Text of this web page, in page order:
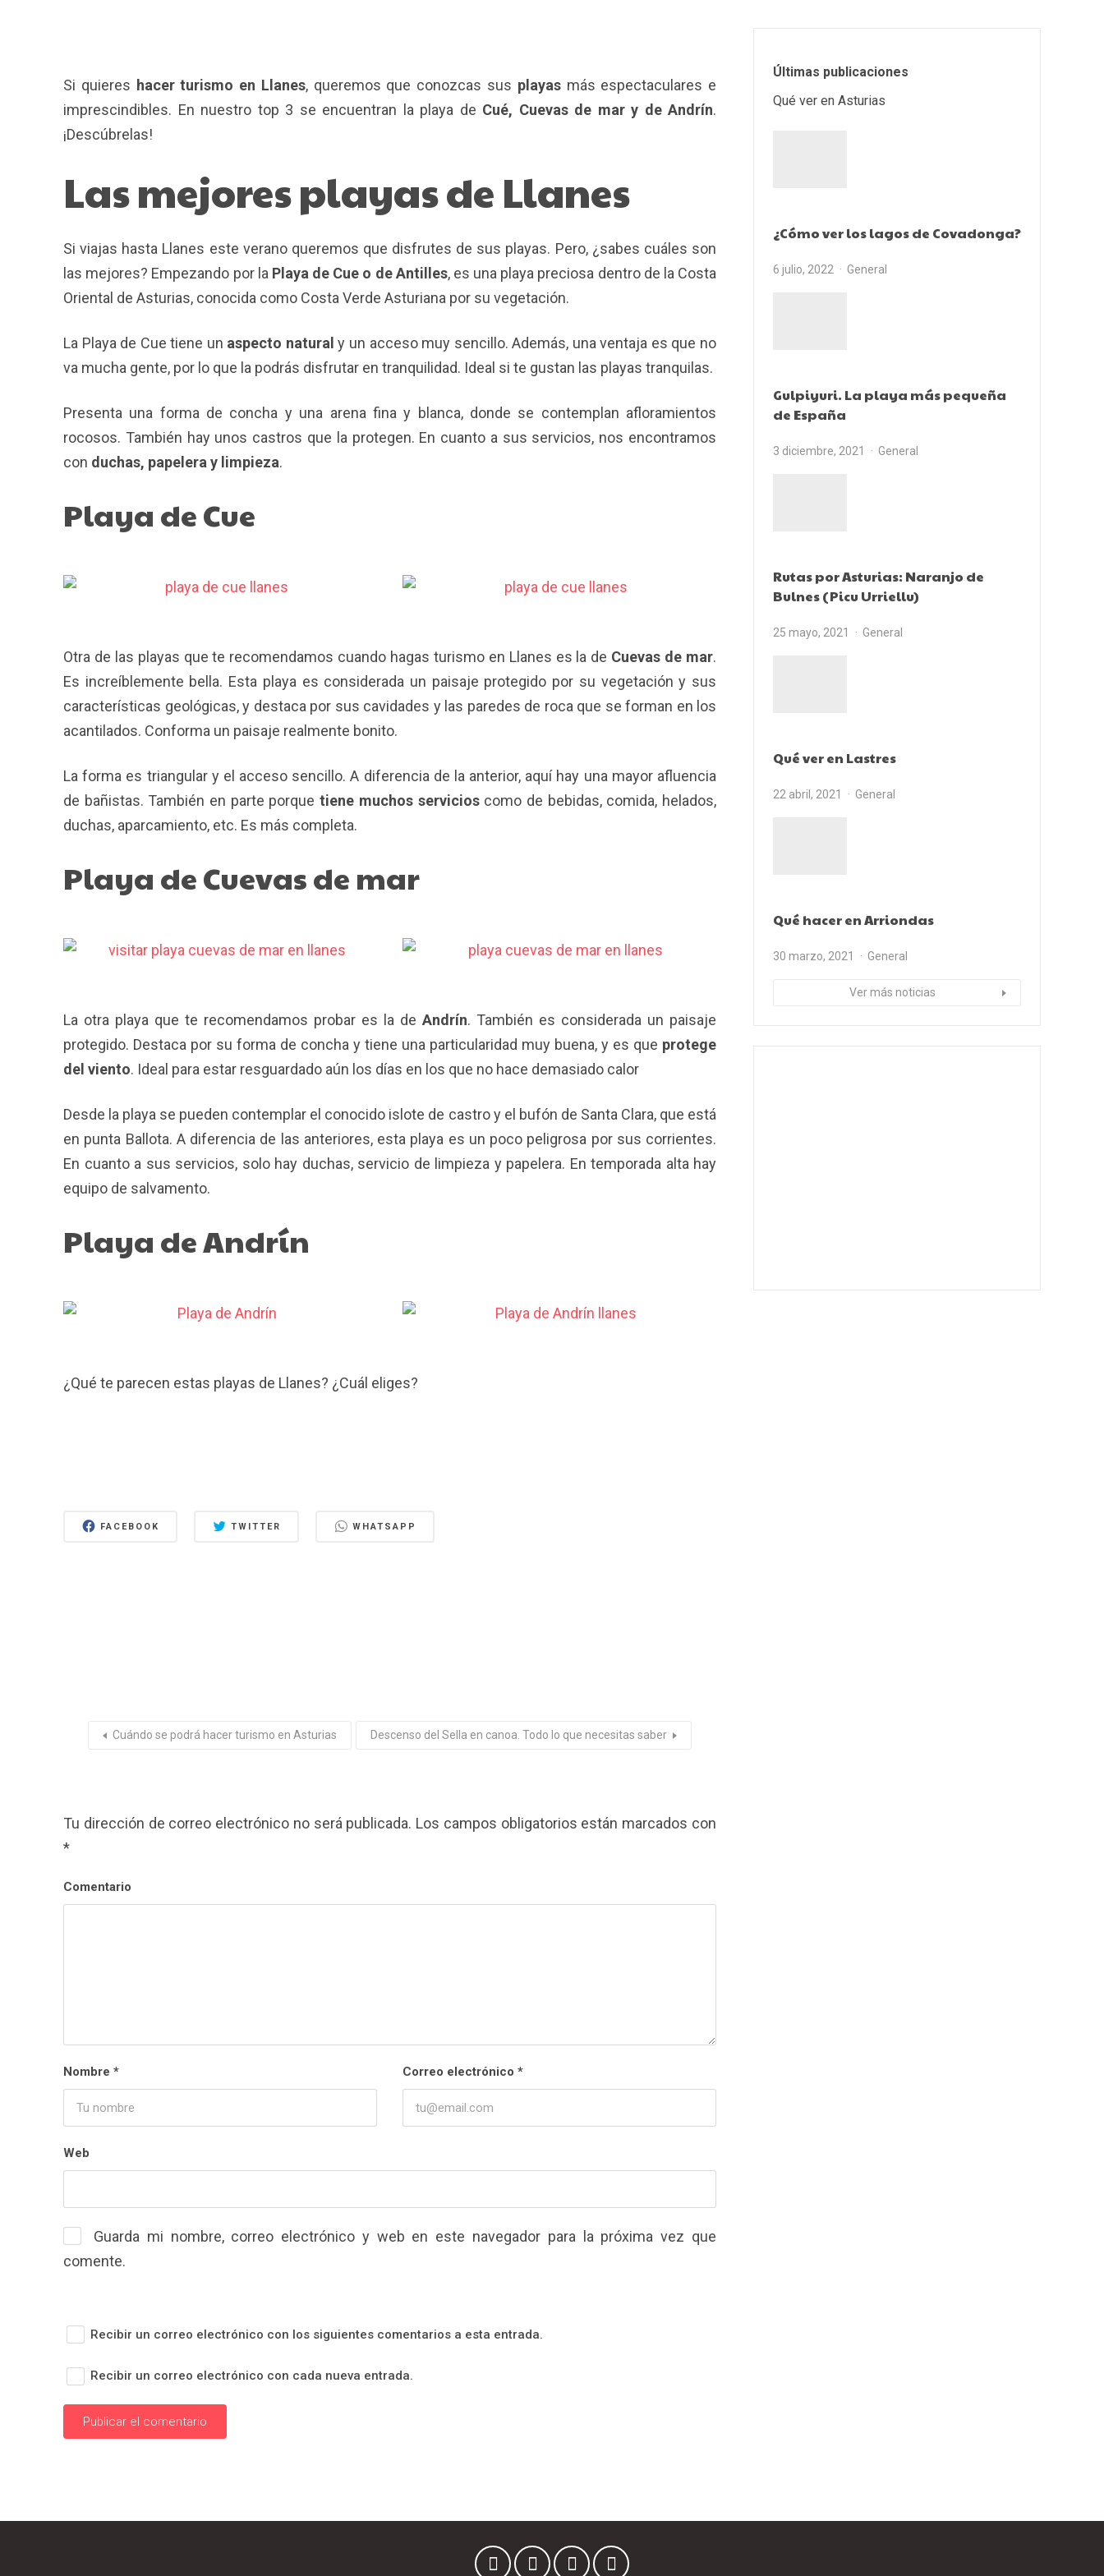
Si quieres hacer turismo en Llanes, queremos que conozcas sus playas más espectaculares e
imprescindibles. En nuestro top 3 se encuentran la playa de Cué, Cuevas de mar y de Andrín.
¡Descúbrelas!
Las mejores playas de Llanes
Si viajas hasta Llanes este verano queremos que disfrutes de sus playas. Pero, ¿sabes cuáles son
las mejores? Empezando por la Playa de Cue o de Antilles, es una playa preciosa dentro de la Costa
Oriental de Asturias, conocida como Costa Verde Asturiana por su vegetación.
La Playa de Cue tiene un aspecto natural y un acceso muy sencillo. Además, una ventaja es que no
va mucha gente, por lo que la podrás disfrutar en tranquilidad. Ideal si te gustan las playas tranquilas.
Presenta una forma de concha y una arena fina y blanca, donde se contemplan afloramientos
rocosos. También hay unos castros que la protegen. En cuanto a sus servicios, nos encontramos
con duchas, papelera y limpieza.
Playa de Cue
Otra de las playas que te recomendamos cuando hagas turismo en Llanes es la de Cuevas de mar.
Es increíblemente bella. Esta playa es considerada un paisaje protegido por su vegetación y sus
características geológicas, y destaca por sus cavidades y las paredes de roca que se forman en los
acantilados. Conforma un paisaje realmente bonito.
La forma es triangular y el acceso sencillo. A diferencia de la anterior, aquí hay una mayor afluencia
de bañistas. También en parte porquetiene muchos servicios como de bebidas, comida, helados,
duchas, aparcamiento, etc. Es más completa.
Playa de Cuevas de mar
La otra playa que te recomendamos probar es la de Andrín. También es considerada un paisaje
protegido. Destaca por su forma de concha y tiene una particularidad muy buena, y es que protege
del viento. Ideal para estar resguardado aún los días en los que no hace demasiado calor
Desde la playa se pueden contemplar el conocido islote de castro y el bufón de Santa Clara, que está
en punta Ballota. A diferencia de las anteriores, esta playa es un poco peligrosa por sus corrientes.
En cuanto a sus servicios, solo hay duchas, servicio de limpieza y papelera. En temporada alta hay
equipo de salvamento.
Playa de Andrín
¿Qué te parecen estas playas de Llanes? ¿Cuál eliges?
FACEBOOK TWITTER WHATSAPP
Cuándo se podrá hacer turismo en Asturias Descenso del Sella en canoa. Todo lo que necesitas saber
Tu dirección de correo electrónico no será publicada. Los campos obligatorios están marcados con
*
Comentario
Nombre * Correo electrónico*
Web
Guarda mi nombre, correo electrónico y web en este navegador para la próxima vez que
comente.
Recibir un correo electrónico con los siguientes comentarios a esta entrada.
Recibir un correo electrónico con cada nueva entrada.
Últimas publicaciones
Qué ver en Asturias
¿Cómo ver los lagos de Covadonga?
6 julio, 2022 General
Gulpiyuri. La playa más pequeña
de España
3 diciembre, 2021 General
Rutas por Asturias: Naranjo de
Bulnes (Picu Urriellu)
25 mayo, 2021 General
Qué ver en Lastres
22 abril, 2021 General
Qué hacer en Arriondas
30 marzo, 2021 General
Ver más noticias